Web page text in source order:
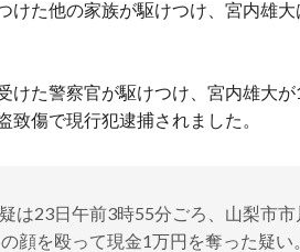
けた他の家族が駆けつけ、宮内雄
けた警察官が駆けつけ、宮内雄大
致傷で現行犯逮捕されました。
は23日午前3時55分ごろ、山梨市
顔を殴って現金1万円を奪った疑